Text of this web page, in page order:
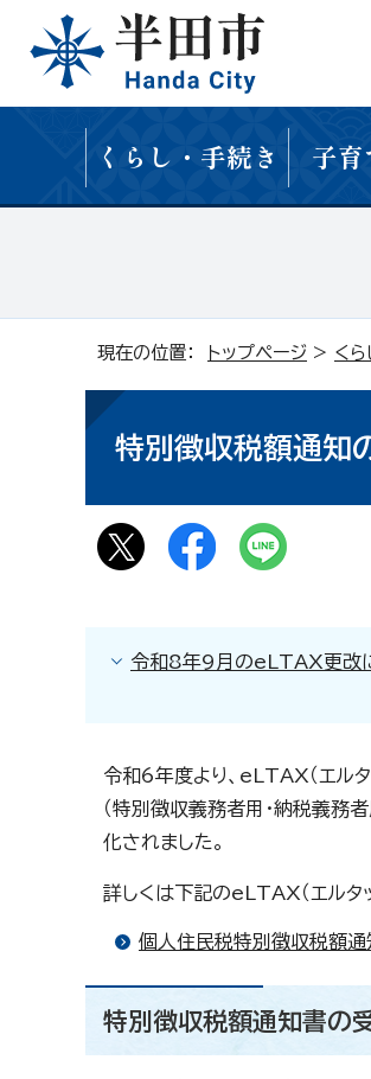
くらし・手続き 子
現在の位置： トップページ > くら
特別徴収税額通知
令和8年9月のeLTAX更改
令和6年度より、eLTAX（エル
（特別徴収義務者用・納税義務
化されました。
詳しくは下記のeLTAX（エルタ
個人住民税特別徴収税額通
特別徴収税額通知書の